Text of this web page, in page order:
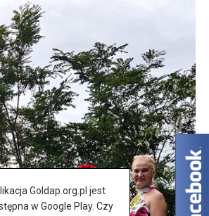
Goldap.org.pl jest
w Google Play. Czy